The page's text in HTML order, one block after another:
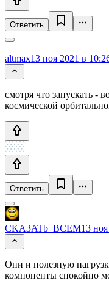
Ответить
altmax13 ноя 2021 в
смотря что запускать -
космической
Ответить
CKA3ATb_BCEM13
Они и полезную
компоненты спокойно